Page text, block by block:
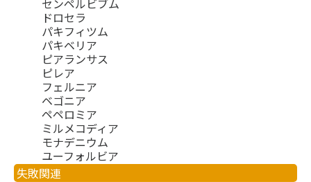
センペルビブム
ドロセラ
パキフィツム
パキベリア
ピアランサス
ピレア
フェルニア
ベゴニア
ペペロミア
ミルメコディア
モナデニウム
ユーフォルビア
失敗関連